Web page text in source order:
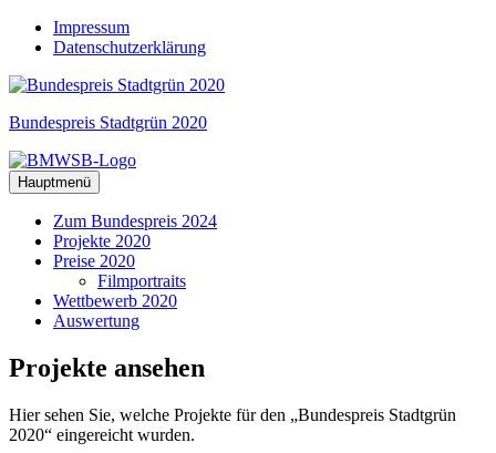
Zum
Inhalt
Impressum
Datenschutzerklärung
Bundespreis Stadtgrün 2020
Hauptmenü
Zum Bundespreis 2024
Projekte 2020
Preise 2020
Filmportraits
Wettbewerb 2020
Auswertung
Projekte ansehen
Hier sehen Sie, welche Projekte für den „Bundespreis Stadtgrün
2020“ eingereicht wurden.